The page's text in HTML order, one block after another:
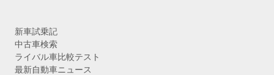
新車試乗記
中古車検索
ライバル車比較テスト
最新自動車ニュース